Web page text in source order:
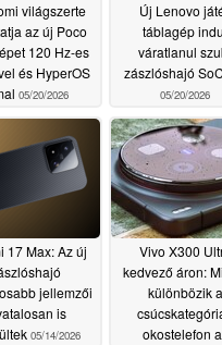
világszerte
az új Poco
120 Hz-es
és HyperOS
05/20/2026
Új Lenovo
táblagép
váratlanul
zászlóshajó
05/20/2026
17 Max: Az új
jellemzői
is
05/14/2026
Vivo X300
kedvező áron:
különbözik a
okostelefon